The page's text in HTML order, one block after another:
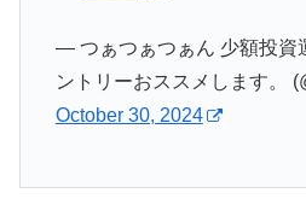
— つぁつぁつぁん 少額投資
ントリーおススメします。
October 30, 2024